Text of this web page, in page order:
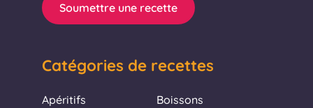
Soumettre une recette
Catégories de recettes
Apéritifs Boissons